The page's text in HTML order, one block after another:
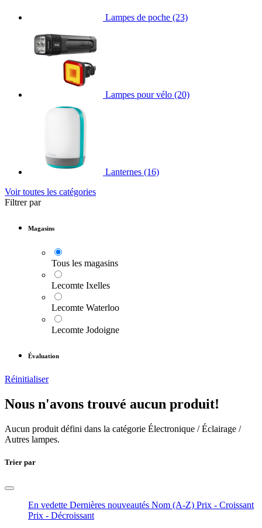
Lampes de poche (23)
Lampes pour vélo (20)
Lanternes (16)
Voir toutes les catégories
Filtrer par
Magasins
Tous les magasins
Lecomte Ixelles
Lecomte Waterloo
Lecomte Jodoigne
Évaluation
Réinitialiser
Nous n'avons trouvé aucun produit!
Aucun produit défini dans la catégorie Électronique / Éclairage /
Autres lampes.
Trier par
En vedette Dernières nouveautés Nom (A-Z) Prix - Croissant
Prix - Décroissant